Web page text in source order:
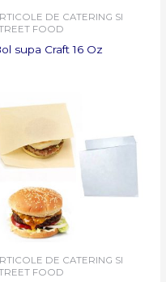
DE CATERING SI
FOOD
supa Craft 16 Oz
DE CATERING SI
FOOD